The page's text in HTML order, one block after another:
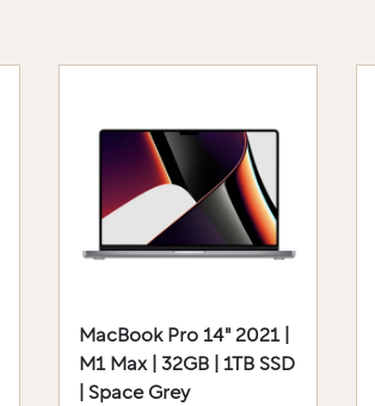
MacBook Pro 14" 2021 |
M1 Max | 32GB | 1TB SSD
| Space Grey